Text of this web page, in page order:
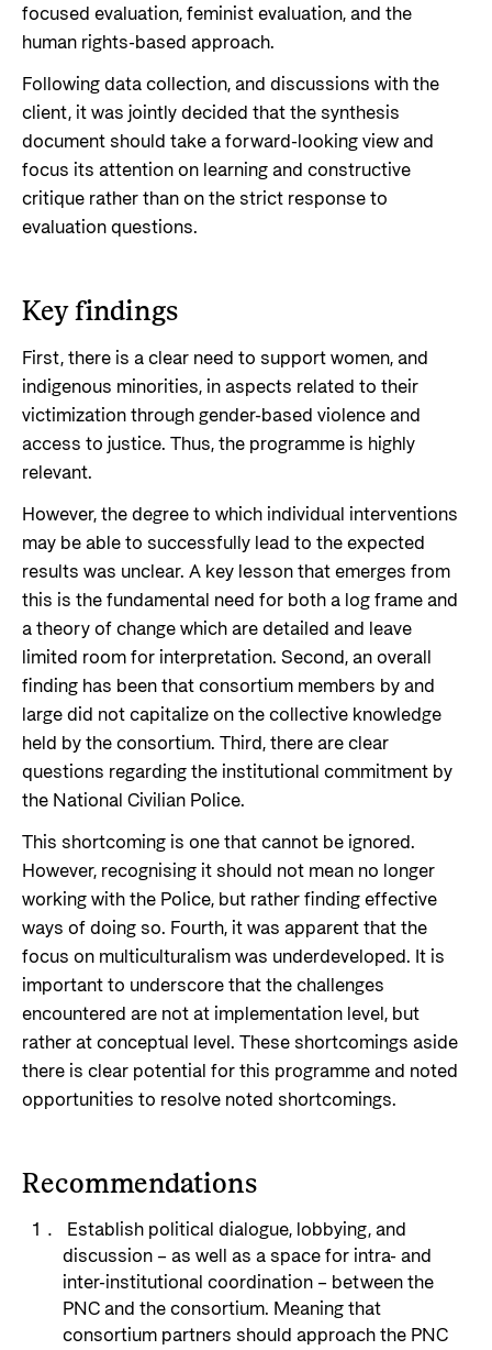
focused evaluation, feminist evaluation, and the
human rights-based approach.
Following data collection, and discussions with the
client, it was jointly decided that the synthesis
document should take a forward-looking view and
focus its attention on learning and constructive
critique rather than on the strict response to
evaluation questions.
Key findings
First, there is a clear need to support women, and
indigenous minorities, in aspects related to their
victimization through gender-based violence and
access to justice. Thus, the programme is highly
relevant.
However, the degree to which individual interventions
may be able to successfully lead to the expected
results was unclear. A key lesson that emerges from
this is the fundamental need for both a log frame and
a theory of change which are detailed and leave
limited room for interpretation. Second, an overall
finding has been that consortium members by and
large did not capitalize on the collective knowledge
held by the consortium. Third, there are clear
questions regarding the institutional commitment by
the National Civilian Police.
This shortcoming is one that cannot be ignored.
However, recognising it should not mean no longer
working with the Police, but rather finding effective
ways of doing so. Fourth, it was apparent that the
focus on multiculturalism was underdeveloped. It is
important to underscore that the challenges
encountered are not at implementation level, but
rather at conceptual level. These shortcomings aside
there is clear potential for this programme and noted
opportunities to resolve noted shortcomings.
Recommendations
Establish political dialogue, lobbying, and
discussion – as well as a space for intra- and
inter-institutional coordination – between the
PNC and the consortium. Meaning that
consortium partners should approach the PNC